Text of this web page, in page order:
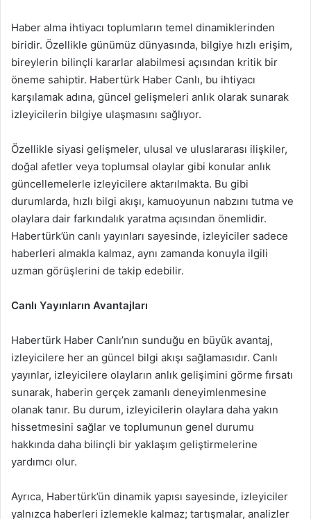
Haber alma ihtiyacı toplumların temel dinamiklerinden
biridir. Özellikle günümüz dünyasında, bilgiye hızlı erişim,
bireylerin bilinçli kararlar alabilmesi açısından kritik bir
öneme sahiptir. Habertürk Haber Canlı, bu ihtiyacı
karşılamak adına, güncel gelişmeleri anlık olarak sunarak
izleyicilerin bilgiye ulaşmasını sağlıyor.
Özellikle siyasi gelişmeler, ulusal ve uluslararası ilişkiler,
doğal afetler veya toplumsal olaylar gibi konular anlık
güncellemelerle izleyicilere aktarılmakta. Bu gibi
durumlarda, hızlı bilgi akışı, kamuoyunun nabzını tutma ve
olaylara dair farkındalık yaratma açısından önemlidir.
Habertürk’ün canlı yayınları sayesinde, izleyiciler sadece
haberleri almakla kalmaz, aynı zamanda konuyla ilgili
uzman görüşlerini de takip edebilir.
Canlı Yayınların Avantajları
Habertürk Haber Canlı’nın sunduğu en büyük avantaj,
izleyicilere her an güncel bilgi akışı sağlamasıdır. Canlı
yayınlar, izleyicilere olayların anlık gelişimini görme fırsatı
sunarak, haberin gerçek zamanlı deneyimlenmesine
olanak tanır. Bu durum, izleyicilerin olaylara daha yakın
hissetmesini sağlar ve toplumunun genel durumu
hakkında daha bilinçli bir yaklaşım geliştirmelerine
yardımcı olur.
Ayrıca, Habertürk’ün dinamik yapısı sayesinde, izleyiciler
yalnızca haberleri izlemekle kalmaz; tartışmalar, analizler